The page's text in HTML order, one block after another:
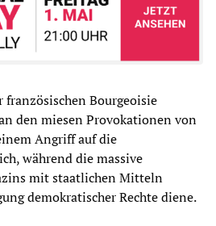
französischen Bourgeoisie
den miesen Provokationen von
Angriff auf die
während die massive
mit staatlichen Mitteln
demokratischer Rechte diene.